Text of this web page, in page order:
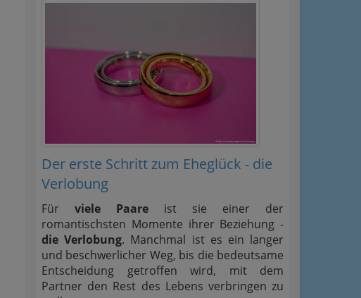
Der erste Schritt zum Eheglück - die
Verlobung
Für viele Paare ist sie einer der
romantischsten Momente ihrer Beziehung -
die Verlobung. Manchmal ist es ein langer
und beschwerlicher Weg, bis die bedeutsame
Entscheidung getroffen wird, mit dem
Partner den Rest des Lebens verbringen zu